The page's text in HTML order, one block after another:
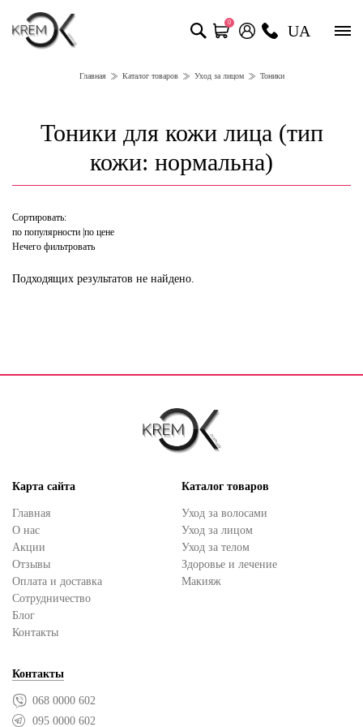
0 UA
Главная Каталог товаров Уход за лицом Тоники
Тоники для кожи лица (тип
кожи: нормальна)
Сортировать:
по популярности по цене
Нечего фильтровать
Подходящих результатов не найдено.
Карта сайта
Главная
О нас
Акции
Отзывы
Оплата и доставка
Сотрудничество
Блог
Контакты
Каталог товаров
Уход за волосами
Уход за лицом
Уход за телом
Здоровье и лечение
Макияж
Контакты
068 0000 602
095 0000 602